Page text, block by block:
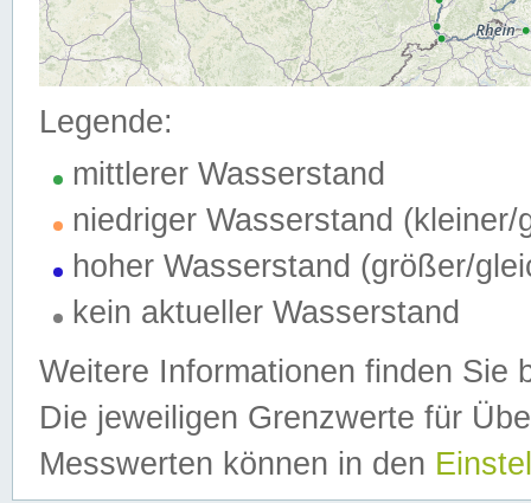
Legende:
mittlerer Wasserstand
niedriger Wasserstand (kleiner/
hoher Wasserstand (größer/
kein aktueller Wasserstand
Weitere Informationen finden Sie
Die jeweiligen Grenzwerte für
Messwerten können in den